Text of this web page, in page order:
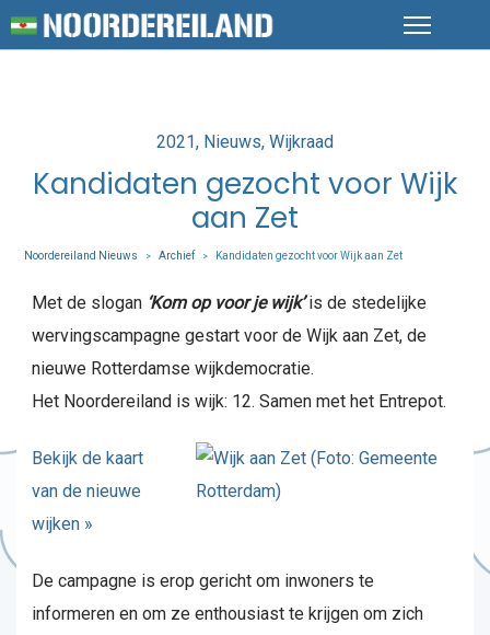
Posted
in
2021 Nieuws Wijkraad
Kandidaten gezocht voor Wijk
aan Zet
Noordereiland Nieuws > Archief > Kandidaten gezocht voor Wijk aan Zet
Met de slogan ‘Kom op voor je wijk’ is de stedelijke
wervingscampagne gestart voor de Wijk aan Zet, de
nieuwe Rotterdamse wijkdemocratie.
Het Noordereiland is wijk: 12. Samen met het Entrepot.
Bekijk de kaart
van de nieuwe
wijken »
De campagne is erop gericht om inwoners te
informeren en om ze enthousiast te krijgen om zich